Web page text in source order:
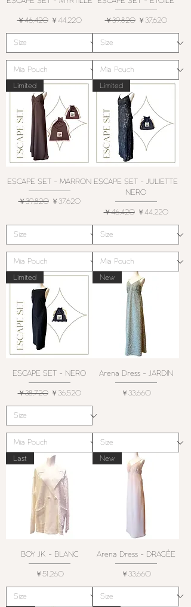
通常価格
￥46,420 セール価格
￥44,220
通常価格
￥39,820 セール価格
￥37,620
Limited
ESCAPE SET - MARRON
通常価格
￥39,820 セール価格
￥37,620
Limited
ESCAPE SET - JULIETTE
NERO
通常価格
￥46,420 セール価格
￥44,220
Limited
ESCAPE SET - NERO
通常価格
￥38,720 セール価格
￥36,520
New
Arena Dress - JARDIN
価格
￥33,660
Last
BOY JK - BLANC
価格
￥51,260
New
Arena Dress - DRAGÉE
価格
￥33,660